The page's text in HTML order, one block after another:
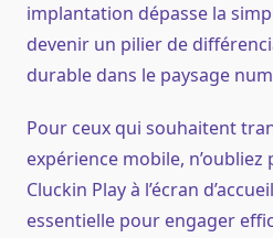
implantation dépasse la
devenir un pilier de
durable dans le paysage
Pour ceux qui souhaitent
expérience mobile, n’oubliez
Cluckin Play à l’écran
essentielle pour engager